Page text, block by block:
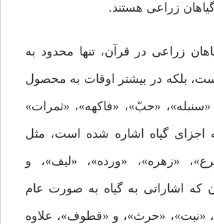
زراعی هستند.
زراعی در قرآن، تنها محدود به
بلکه در بیشتر اوقات به محصول
«سنبله»، «حبّ»، «فاکهه»، «ثمرات»
اجزای گیاه اشاره شده است، مثل
«زهره»، «ورده»، «لیف»، و
که اشاراتی به گیاه به صورت عام
«نبت»، «حرث»، و «قطوف»، علاوه